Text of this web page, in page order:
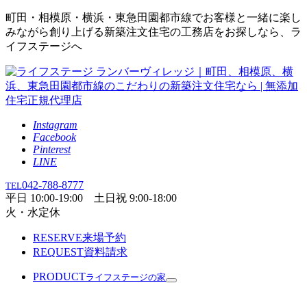
町田・相模原・横浜・東急田園都市線でお客様と一緒に楽し
みながら創り上げる新築注文住宅の工務店をお探しなら、ラ
イフステージへ
Instagram
Facebook
Pinterest
LINE
TEL042-788-8777
平日 10:00-19:00 土日祝 9:00-18:00
火・水定休
RESERVE来場予約
REQUEST資料請求
PRODUCTライフステージの家